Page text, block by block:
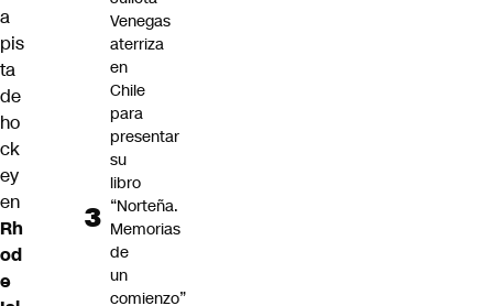
a
pis
ta
de
ho
ck
ey
en
Rh
od
e
Venegas
aterriza
en
Chile
para
presentar
su
libro
“Norteña.
Memorias
de
un
comienzo”